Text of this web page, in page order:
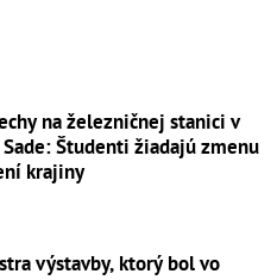
na železničnej stanici v
Študenti žiadajú zmenu
krajiny
výstavby, ktorý bol vo